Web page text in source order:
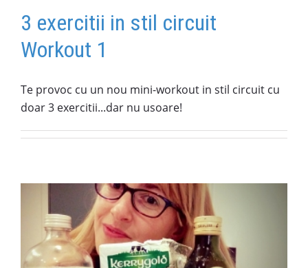
3 exercitii in stil circuit
Workout 1
Te provoc cu un nou mini-workout in stil circuit cu
doar 3 exercitii...dar nu usoare!